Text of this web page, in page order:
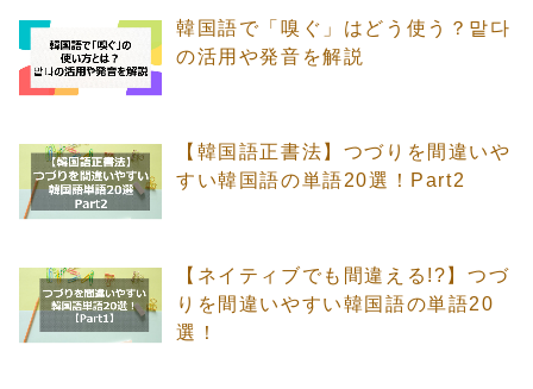
韓国語で「嗅ぐ」はどう使う？맡다
の活用や発音を解説
【韓国語正書法】つづりを間違いや
すい韓国語の単語20選！Part2
【ネイティブでも間違える!?】つづ
りを間違いやすい韓国語の単語20
選！